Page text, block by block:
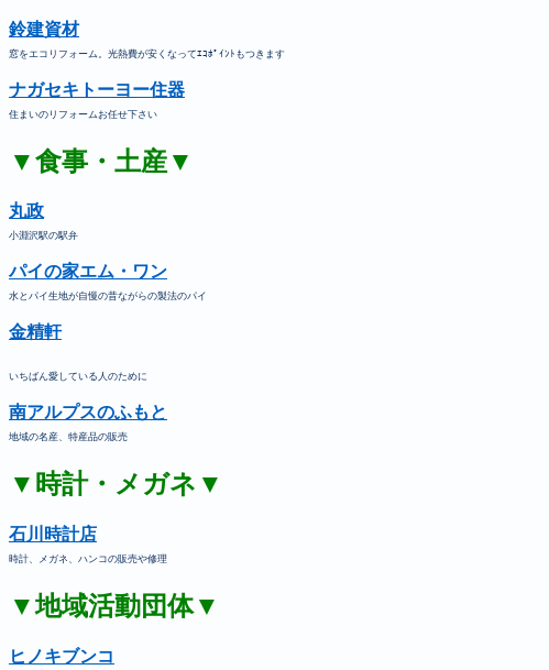
鈴建資材
窓をエコリフォーム。光熱費が安くなってｴｺﾎﾟｲﾝﾄもつきます
ナガセキトーヨー住器
住まいのリフォームお任せ下さい
▼食事・土産▼
丸政
小淵沢駅の駅弁
パイの家エム・ワン
水とパイ生地が自慢の昔ながらの製法のパイ
金精軒
いちばん愛している人のために
南アルプスのふもと
地域の名産、特産品の販売
▼時計・メガネ▼
石川時計店
時計、メガネ、ハンコの販売や修理
▼地域活動団体▼
ヒノキブンコ